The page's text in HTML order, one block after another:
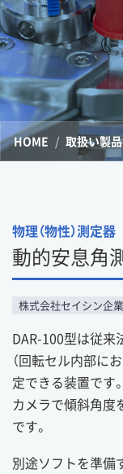
HOME 取扱い製品
物理（物性）測定器
動的安息角
株式会社セイシン企業
DAR-100型は従来
（回転セル内部に
定できる装置です
カメラで傾斜角度
です。
別途ソフトを準備